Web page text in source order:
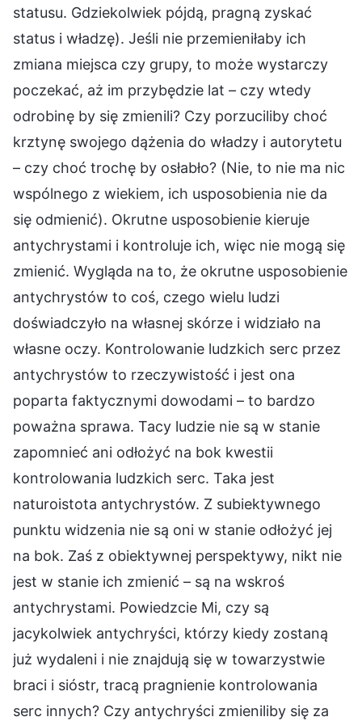
statusu. Gdziekolwiek pójdą, pragną zyskać
status i władzę). Jeśli nie przemieniłaby ich
zmiana miejsca czy grupy, to może wystarczy
poczekać, aż im przybędzie lat – czy wtedy
odrobinę by się zmienili? Czy porzuciliby choć
krztynę swojego dążenia do władzy i autorytetu
– czy choć trochę by osłabło? (Nie, to nie ma nic
wspólnego z wiekiem, ich usposobienia nie da
się odmienić). Okrutne usposobienie kieruje
antychrystami i kontroluje ich, więc nie mogą się
zmienić. Wygląda na to, że okrutne usposobienie
antychrystów to coś, czego wielu ludzi
doświadczyło na własnej skórze i widziało na
własne oczy. Kontrolowanie ludzkich serc przez
antychrystów to rzeczywistość i jest ona
poparta faktycznymi dowodami – to bardzo
poważna sprawa. Tacy ludzie nie są w stanie
zapomnieć ani odłożyć na bok kwestii
kontrolowania ludzkich serc. Taka jest
naturoistota antychrystów. Z subiektywnego
punktu widzenia nie są oni w stanie odłożyć jej
na bok. Zaś z obiektywnej perspektywy, nikt nie
jest w stanie ich zmienić – są na wskroś
antychrystami. Powiedzcie Mi, czy są
jacykolwiek antychryści, którzy kiedy zostaną
już wydaleni i nie znajdują się w towarzystwie
braci i sióstr, tracą pragnienie kontrolowania
serc innych? Czy antychryści zmieniliby się za